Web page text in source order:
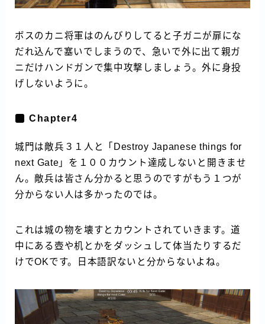
ボスのカニ将軍はのんびりしてると子ガニが扉にな
だれ込んで塞いでしまうので、急いで外に出て親ガ
ニだけハンドガンで集中攻撃しましょう。外に身投
げしないように。
Chapter4
城門は敵兵３１人と「Destroy Japanese things for
next Gate」を１００カウント達成しないと開きませ
ん。敵兵は皆さん分かると思うのですがもう１つが
分からない人は多かったのでは。
これは城の物を壊すとカウントされていきます。道
中にある壺や机とかをダッシュして体当たりするだ
けでOKです。日本語訳ないと分からないよね。